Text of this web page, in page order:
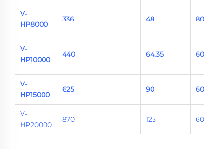
V-
HP8000
336 48 80-100
V-
HP10000
440 64.35 60-100
V-
HP15000
625 90 60-100
V-
HP20000
870 125 60-100